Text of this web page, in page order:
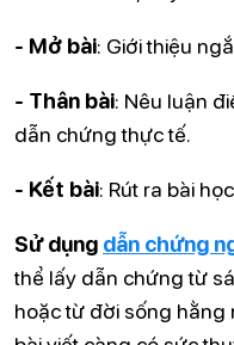
- Mở bài: Giới thiệu
- Thân bài: Nêu luận
dẫn chứng thực tế.
- Kết bài: Rút ra bài
Sử dụng dẫn chứng
thể lấy dẫn chứng từ
hoặc từ đời sống hằng